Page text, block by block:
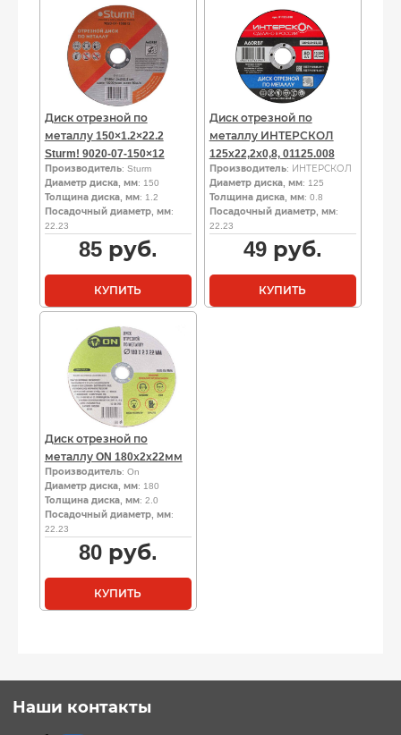
Диск отрезной по
металлу 150×1.2×22.2
Sturm! 9020-07-150×12
Производитель: Sturm
Диаметр диска, мм: 150
Толщина диска, мм: 1.2
Посадочный диаметр, мм:
22.23
85руб.
КУПИТЬ
Диск отрезной по
металлу ИНТЕРСКОЛ
125х22,2х0,8, 01125.008
Производитель: ИНТЕРСКОЛ
Диаметр диска, мм: 125
Толщина диска, мм: 0.8
Посадочный диаметр, мм:
22.23
49руб.
КУПИТЬ
Диск отрезной по
металлу ON 180х2х22мм
Производитель: On
Диаметр диска, мм: 180
Толщина диска, мм: 2.0
Посадочный диаметр, мм:
22.23
80руб.
КУПИТЬ
Наши контакты